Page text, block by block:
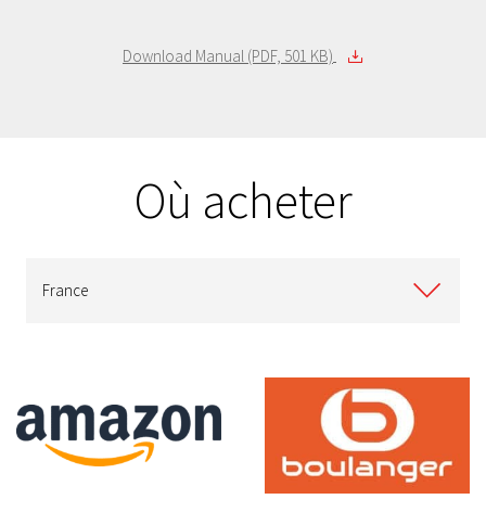
Download Manual (PDF, 501 KB)
Où acheter
France